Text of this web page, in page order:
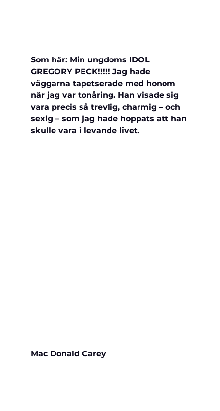
Som här: Min ungdoms IDOL
GREGORY PECK!!!!! Jag hade
väggarna tapetserade med honom
när jag var tonåring. Han visade sig
vara precis så trevlig, charmig – och
sexig – som jag hade hoppats att han
skulle vara i levande livet.
Mac Donald Carey